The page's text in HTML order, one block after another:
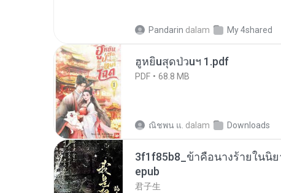
Pandarin dalam My 4shared
ฮูหยิuสุดป่วuฯ 1.pdf
PDF 68.8 MB
ณิชพน แ. dalam Downloads
3f1f85b8_ข้าคือนางร้ายในนิย
epub
君子生